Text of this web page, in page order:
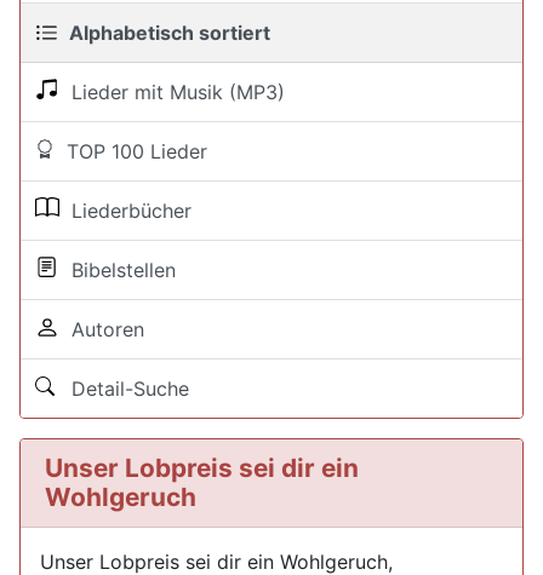
Alphabetisch sortiert
Lieder mit Musik (MP3)
TOP 100 Lieder
Liederbücher
Bibelstellen
Autoren
Detail-Suche
Unser Lobpreis sei dir ein
Wohlgeruch
Unser Lobpreis sei dir ein Wohlgeruch,